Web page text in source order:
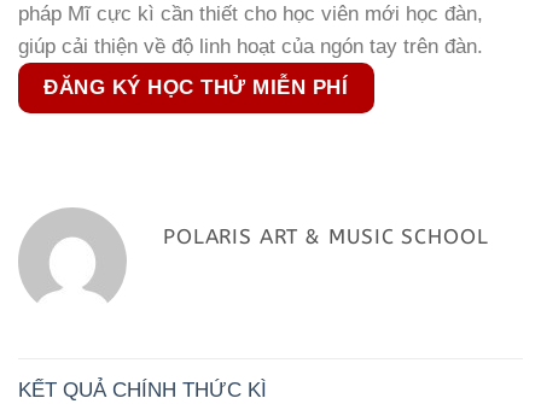
pháp Mĩ cực kì cần thiết cho học viên mới học đàn,
giúp cải thiện về độ linh hoạt của ngón tay trên đàn.
ĐĂNG KÝ HỌC THỬ MIỄN PHÍ
POLARIS ART & MUSIC SCHOOL
KẾT QUẢ CHÍNH THỨC KÌ